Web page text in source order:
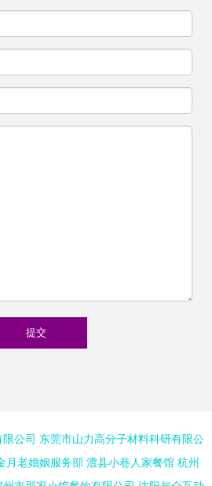
公司 东莞市山力高分子材料科研有限公
月老婚姻服务部 澧县小巷人家餐馆 杭州